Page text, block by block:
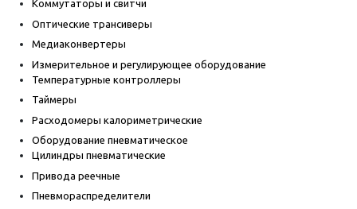
Коммутаторы и свитчи
Оптические трансиверы
Медиаконвертеры
Измерительное и регулирующее оборудование
Температурные контроллеры
Таймеры
Расходомеры калориметрические
Оборудование пневматическое
Цилиндры пневматические
Привода реечные
Пневмораспределители